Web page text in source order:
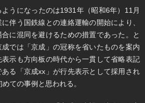
うになったのは1931年（昭和6年）11月
伴う国鉄線との連絡運輸の開始により、
に混同を避けるための措置であった。と
では「京成」の冠称を省いたものを案内
示も方向板の時代から一貫して省略表記
る「京成xx」が行先表示として採用され
ての事例と思われる。